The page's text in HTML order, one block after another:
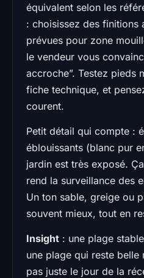
équivalent selon les
: choisissez des finitions
prévues pour zone
le vendeur vous
accroche”. Testez pieds
fiche technique, et
courent.
Petit détail qui compte :
éblouissants (blanc pur
jardin est très exposé.
rend la surveillance des
Un ton sable, greige ou
souvent mieux, tout en
Insight : une plage
une plage qui reste belle
pas juste le jour de la